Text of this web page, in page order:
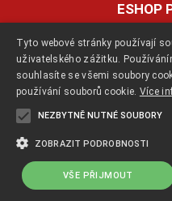
ESHOP
+420
Copyright ©jak-se-stavi-krb.cz,
Tyto webové stránky používají
uživatelského zážitku.
souhlasíte se všemi soubory
používání souborů cookie. Více
NEZBYTNĚ NUTNÉ SOUBORY
ZOBRAZIT PODROBNOSTI
VŠE PŘIJMOUT